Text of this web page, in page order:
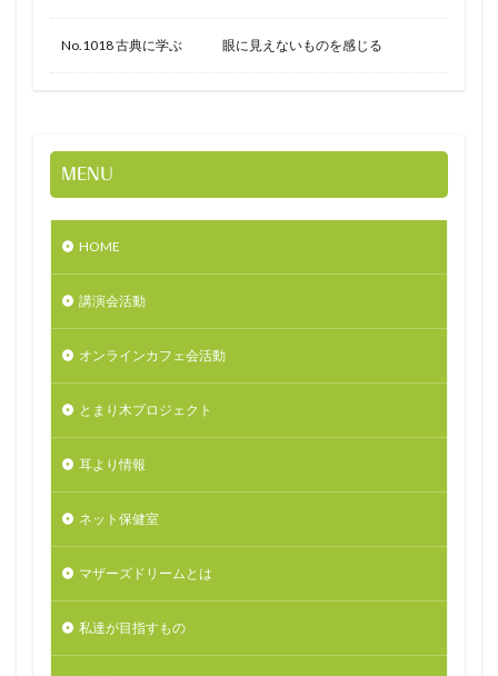
No.1018 古典に学ぶ 眼に見えないものを感じる
MENU
HOME
講演会活動
オンラインカフェ会活動
とまり木プロジェクト
耳より情報
ネット保健室
マザーズドリームとは
私達が目指すもの